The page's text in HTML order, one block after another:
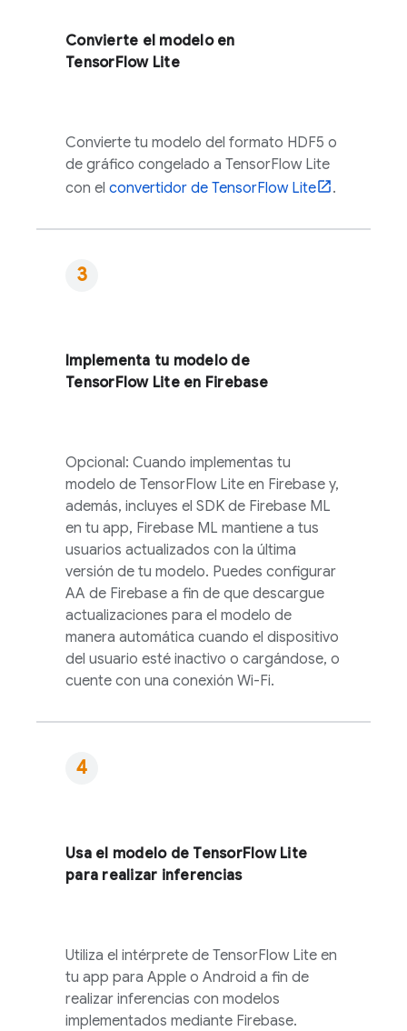
Convierte el modelo en
TensorFlow Lite
Convierte tu modelo del formato HDF5 o
de gráfico congelado a TensorFlow Lite
con el convertidor de TensorFlow Lite .
Implementa tu modelo de
TensorFlow Lite en Firebase
Opcional: Cuando implementas tu
modelo de TensorFlow Lite en Firebase y,
además, incluyes el SDK de Firebase ML
en tu app, Firebase ML mantiene a tus
usuarios actualizados con la última
versión de tu modelo. Puedes configurar
AA de Firebase a fin de que descargue
actualizaciones para el modelo de
manera automática cuando el dispositivo
del usuario esté inactivo o cargándose, o
cuente con una conexión Wi-Fi.
Usa el modelo de TensorFlow Lite
para realizar inferencias
Utiliza el intérprete de TensorFlow Lite en
tu app para Apple o Android a fin de
realizar inferencias con modelos
implementados mediante Firebase.